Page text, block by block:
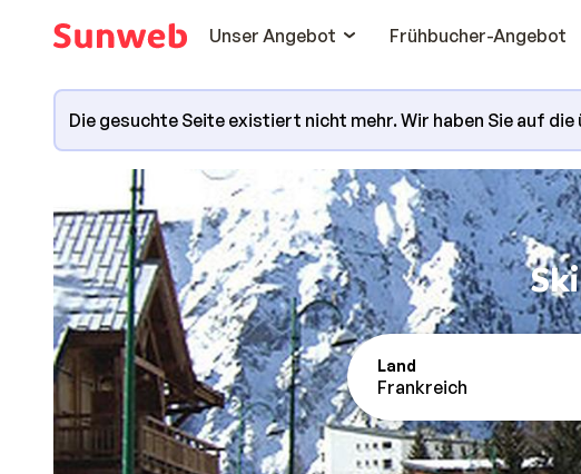
Unser Angebot
Frühbucher-Angebot
Die gesuchte Seite existiert nicht mehr. Wir haben Sie auf
Land
Frankreich